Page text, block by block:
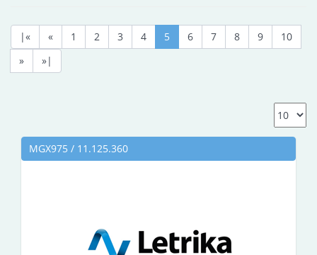
|« « 1 2 3 4 5 6 7 8 9
10
»
»|
MGX975 / 11.125.360